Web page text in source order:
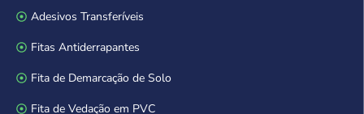
Adesivos Transferíveis
Fitas Antiderrapantes
Fita de Demarcação de Solo
Fita de Vedação em PVC